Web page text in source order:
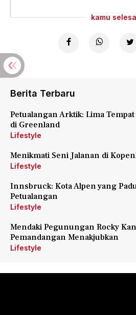
kamu
Berita Terbaru
Petualangan Arktik: Lima
di Greenland
Lifestyle
Menikmati Seni Jalanan di
Lifestyle
Innsbruck: Kota Alpen yang
Petualangan
Lifestyle
Mendaki Pegunungan Rocky
Pemandangan Menakjubkan
Lifestyle